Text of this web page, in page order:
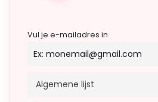
Vul je e-mailadres in